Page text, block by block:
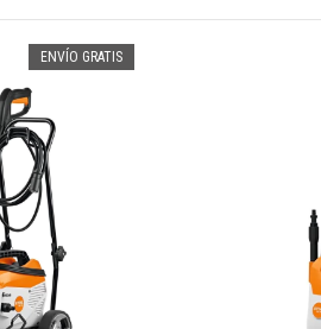
ENVÍO GRATIS